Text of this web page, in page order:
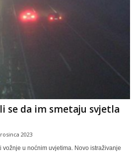
se da im smetaju svjetla
2023
vožnje u noćnim uvjetima. Novo istraživanje